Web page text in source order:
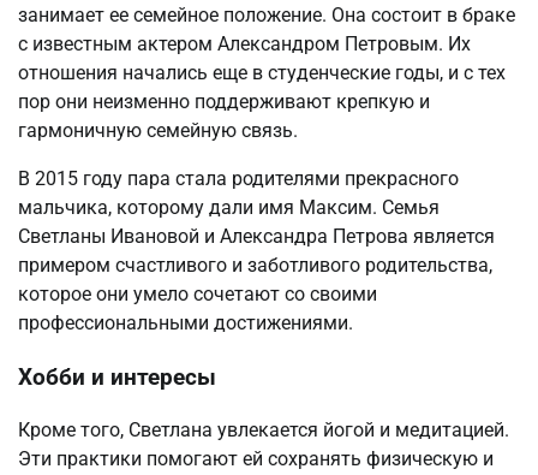
занимает ее семейное положение. Она состоит в браке
с известным актером Александром Петровым. Их
отношения начались еще в студенческие годы, и с тех
пор они неизменно поддерживают крепкую и
гармоничную семейную связь.
В 2015 году пара стала родителями прекрасного
мальчика, которому дали имя Максим. Семья
Светланы Ивановой и Александра Петрова является
примером счастливого и заботливого родительства,
которое они умело сочетают со своими
профессиональными достижениями.
Хобби и интересы
Кроме того, Светлана увлекается йогой и медитацией.
Эти практики помогают ей сохранять физическую и